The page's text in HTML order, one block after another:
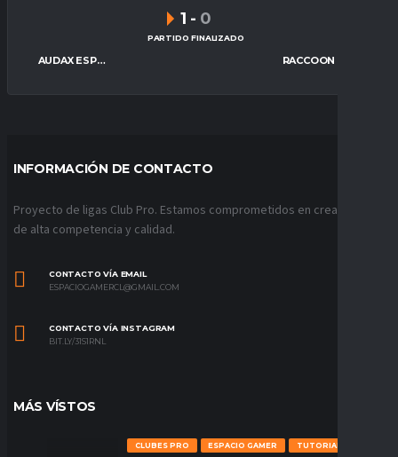
AUDAX ESPORTS
1 - 0
PARTIDO FINALIZADO
INFORMACIÓN DE CONTACTO
Proyecto de ligas Club Pro. Estamos comprometidos en crear ligas
de alta competencia y calidad.
CONTACTO VÍA EMAIL
ESPACIOGAMERCL@GMAIL.COM
CONTACTO VÍA INSTAGRAM
BIT.LY/31S1RNL
MÁS VÍSTOS
CLUBES PRO ESPACIO GAMER TUTORIALES